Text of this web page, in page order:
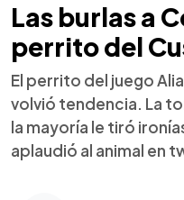
Las burlas a
perrito del
El perrito del juego
volvió tendencia. La
la mayoría le tiró
aplaudió al animal en